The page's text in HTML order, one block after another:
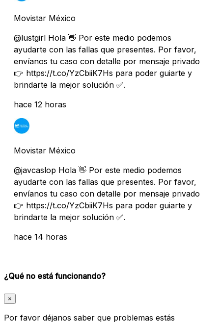
Movistar México
@lustgirl Hola 👋 Por este medio podemos
ayudarte con las fallas que presentes. Por favor,
envíanos tu caso con detalle por mensaje privado
👉 https://t.co/YzCbiiK7Hs para poder guiarte y
brindarte la mejor solución ✅.
hace 12 horas
Movistar México
@javcaslop Hola 👋 Por este medio podemos
ayudarte con las fallas que presentes. Por favor,
envíanos tu caso con detalle por mensaje privado
👉 https://t.co/YzCbiiK7Hs para poder guiarte y
brindarte la mejor solución ✅.
hace 14 horas
¿Qué no está funcionando?
×
Por favor déjanos saber que problemas estás